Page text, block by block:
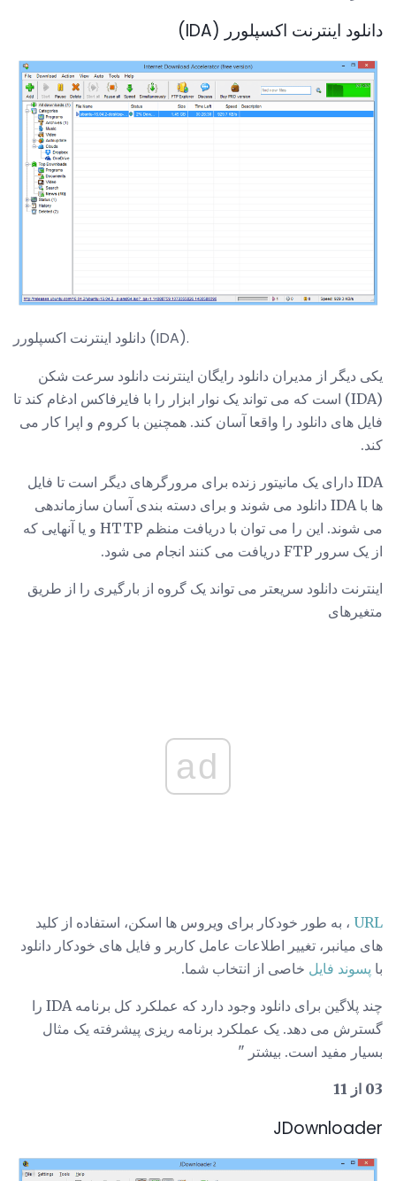
دانلود اینترنت اکسپلورر (IDA)
دانلود اینترنت اکسپلورر (IDA).
یکی دیگر از مدیران دانلود رایگان اینترنت دانلود سرعت شکن
(IDA) است که می تواند یک نوار ابزار را با فایرفاکس ادغام کند تا
فایل های دانلود را واقعا آسان کند. همچنین با کروم و اپرا کار می
کند.
IDA دارای یک مانیتور زنده برای مرورگرهای دیگر است تا فایل
ها با IDA دانلود می شوند و برای دسته بندی آسان سازماندهی
می شوند. این را می توان با دریافت منظم HTTP و یا آنهایی که
از یک سرور FTP دریافت می کنند انجام می شود.
اینترنت دانلود سریعتر می تواند یک گروه از بارگیری را از طریق
متغیرهای
ad
URL ، به طور خودکار برای ویروس ها اسکن، استفاده از کلید
های میانبر، تغییر اطلاعات عامل کاربر و فایل های خودکار دانلود
با پسوند فایل خاصی از انتخاب شما.
چند پلاگین برای دانلود وجود دارد که عملکرد کل برنامه IDA را
گسترش می دهد. یک عملکرد برنامه ریزی پیشرفته یک مثال
بسیار مفید است. بیشتر "
03 از 11
JDownloader